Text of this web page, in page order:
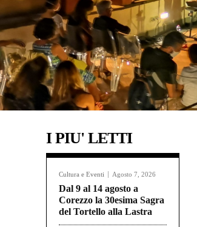
I PIU' LETTI
Cultura e Eventi Agosto 7, 2026
Dal 9 al 14 agosto a
Corezzo la 30esima Sagra
del Tortello alla Lastra